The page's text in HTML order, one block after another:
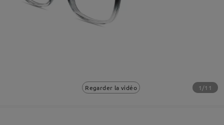
Regarder la vidéo 1/11